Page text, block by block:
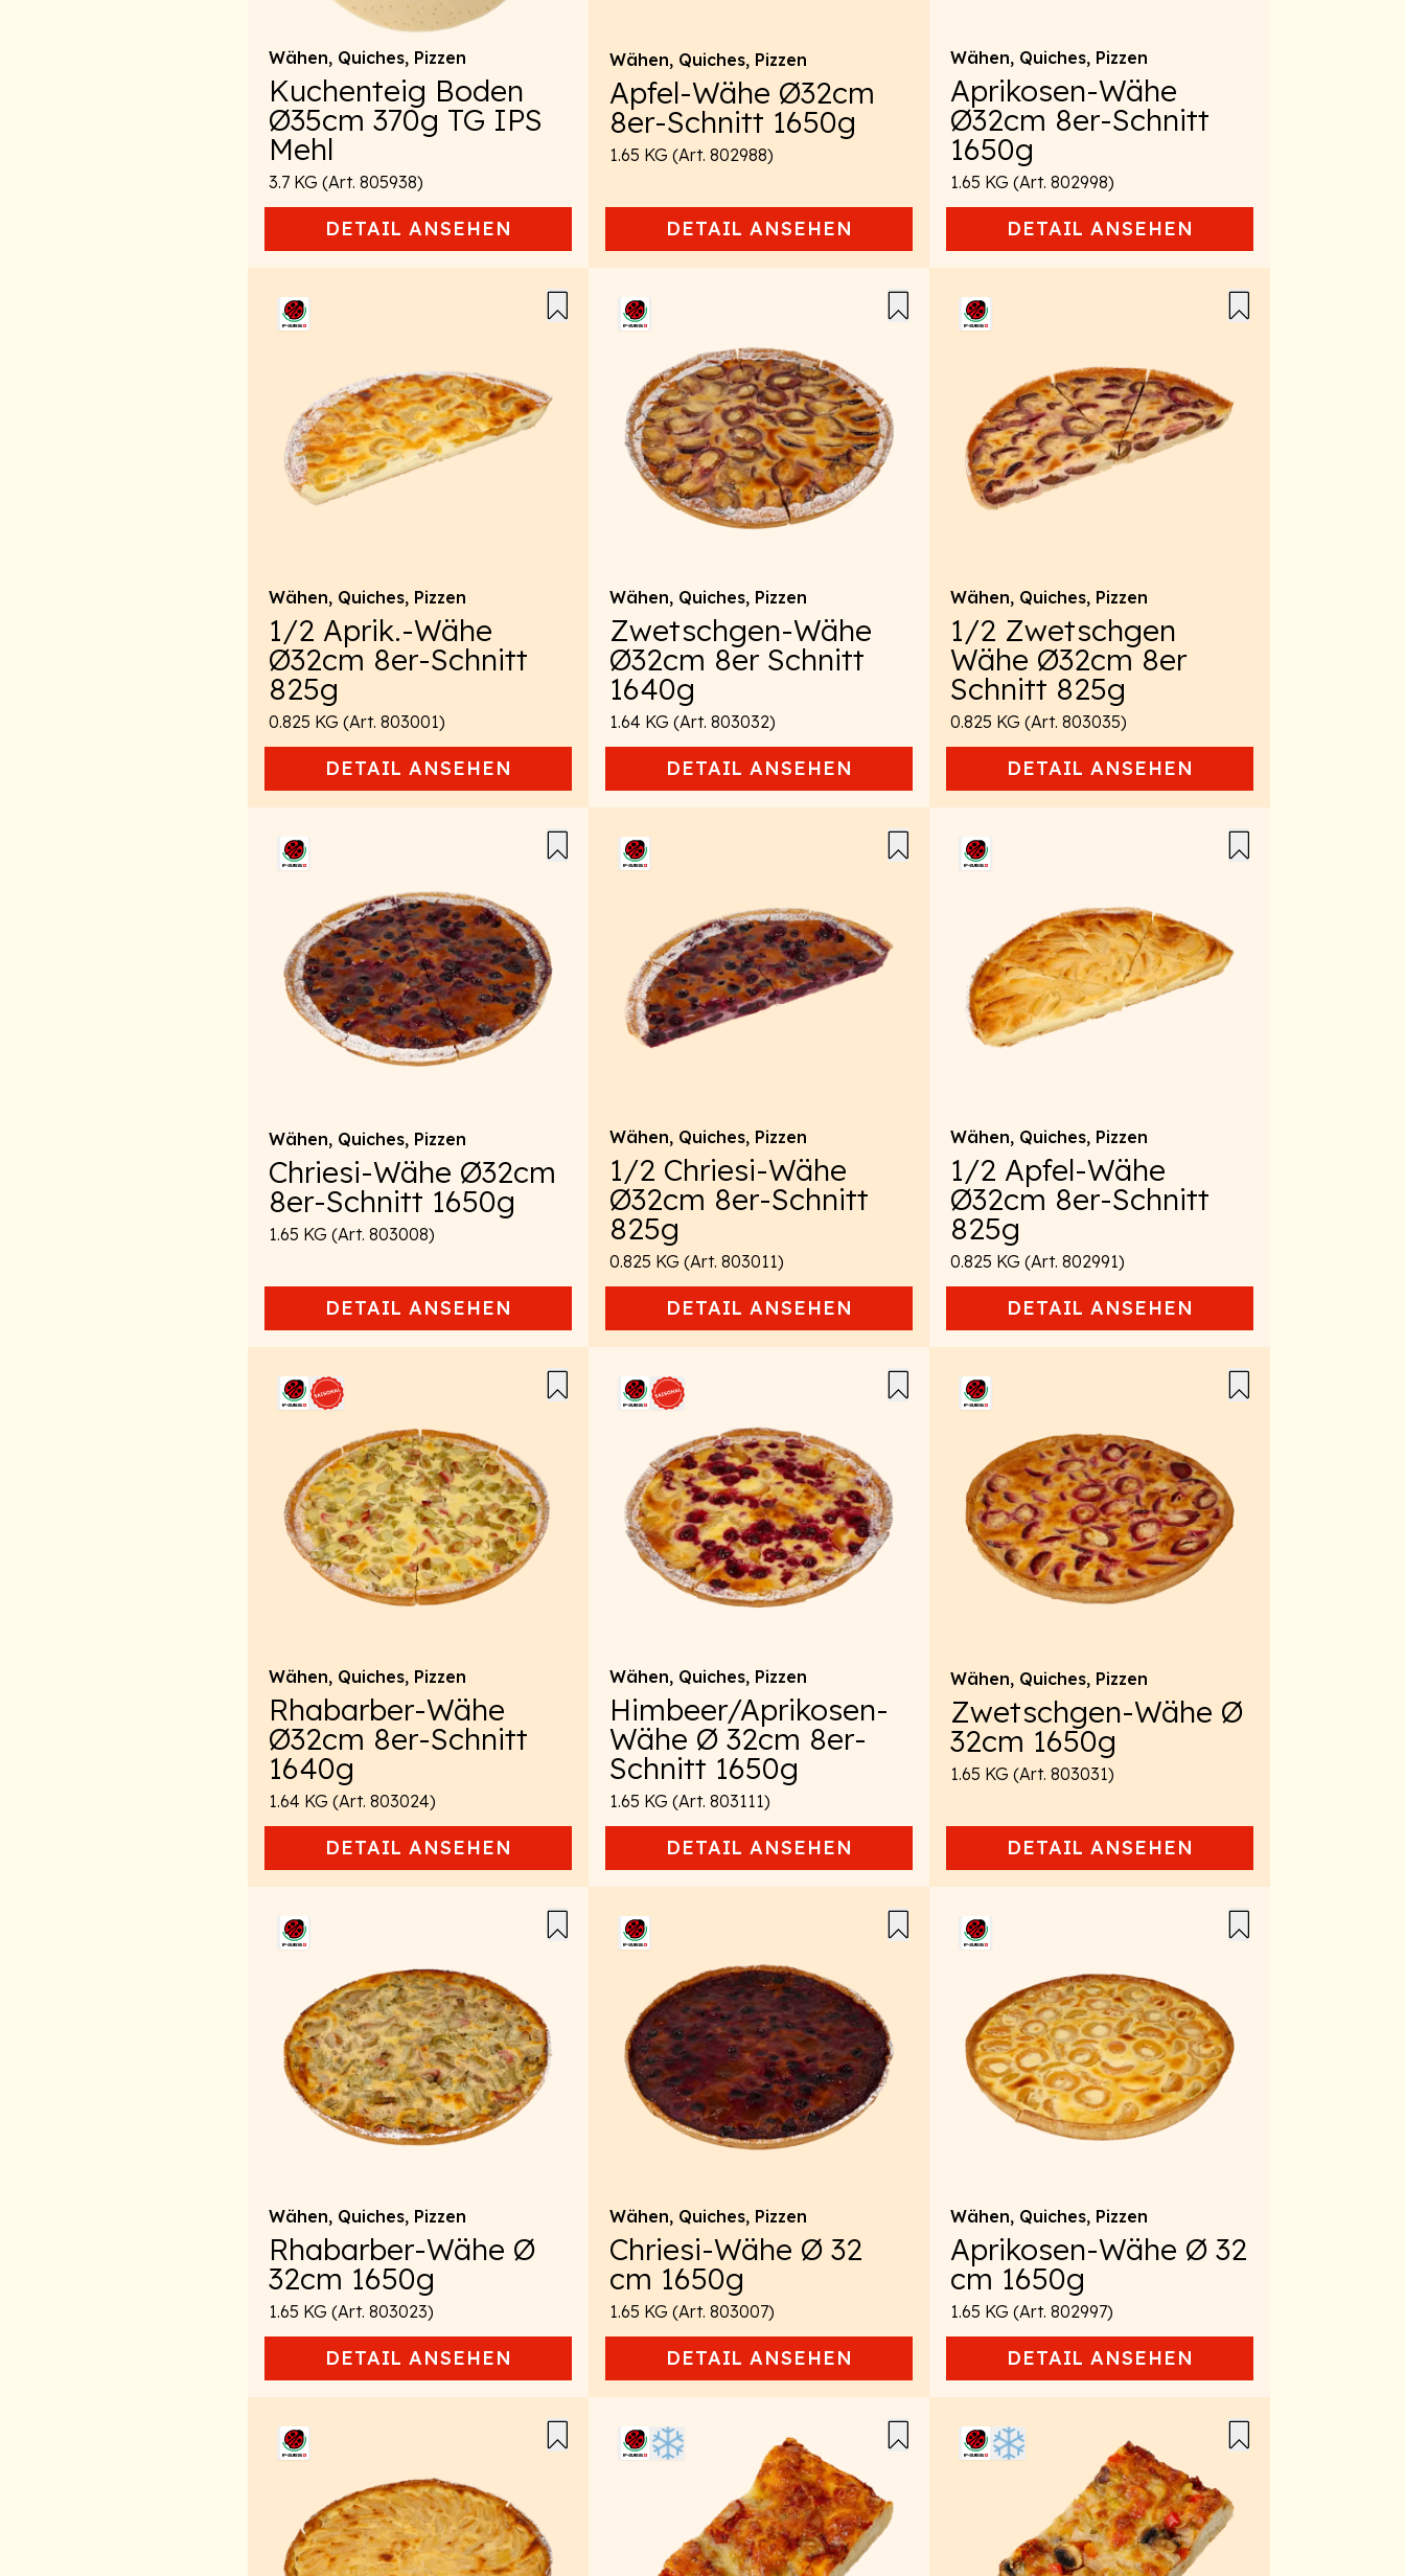
Wähen, Quiches, Pizzen
Kuchenteig Boden
Ø35cm 370g TG IPS
Mehl
3.7 KG (Art. 805938)
DETAIL ANSEHEN
Wähen, Quiches, Pizzen
Apfel-Wähe Ø32cm
8er-Schnitt 1650g
1.65 KG (Art. 802988)
DETAIL ANSEHEN
Wähen, Quiches, Pizzen
Aprikosen-Wähe
Ø32cm 8er-Schnitt
1650g
1.65 KG (Art. 802998)
DETAIL ANSEHEN
Wähen, Quiches, Pizzen
1/2 Aprik.-Wähe
Ø32cm 8er-Schnitt
825g
0.825 KG (Art. 803001)
DETAIL ANSEHEN
Wähen, Quiches, Pizzen
Zwetschgen-Wähe
Ø32cm 8er Schnitt
1640g
1.64 KG (Art. 803032)
DETAIL ANSEHEN
Wähen, Quiches, Pizzen
1/2 Zwetschgen
Wähe Ø32cm 8er
Schnitt 825g
0.825 KG (Art. 803035)
DETAIL ANSEHEN
Wähen, Quiches, Pizzen
Chriesi-Wähe Ø32cm
8er-Schnitt 1650g
1.65 KG (Art. 803008)
DETAIL ANSEHEN
Wähen, Quiches, Pizzen
1/2 Chriesi-Wähe
Ø32cm 8er-Schnitt
825g
0.825 KG (Art. 803011)
DETAIL ANSEHEN
Wähen, Quiches, Pizzen
1/2 Apfel-Wähe
Ø32cm 8er-Schnitt
825g
0.825 KG (Art. 802991)
DETAIL ANSEHEN
Wähen, Quiches, Pizzen
Rhabarber-Wähe
Ø32cm 8er-Schnitt
1640g
1.64 KG (Art. 803024)
DETAIL ANSEHEN
Wähen, Quiches, Pizzen
Himbeer/Aprikosen-
Wähe Ø 32cm 8er-
Schnitt 1650g
1.65 KG (Art. 803111)
DETAIL ANSEHEN
Wähen, Quiches, Pizzen
Zwetschgen-Wähe Ø
32cm 1650g
1.65 KG (Art. 803031)
DETAIL ANSEHEN
Wähen, Quiches, Pizzen
Rhabarber-Wähe Ø
32cm 1650g
1.65 KG (Art. 803023)
DETAIL ANSEHEN
Wähen, Quiches, Pizzen
Chriesi-Wähe Ø 32
cm 1650g
1.65 KG (Art. 803007)
DETAIL ANSEHEN
Wähen, Quiches, Pizzen
Aprikosen-Wähe Ø 32
cm 1650g
1.65 KG (Art. 802997)
DETAIL ANSEHEN